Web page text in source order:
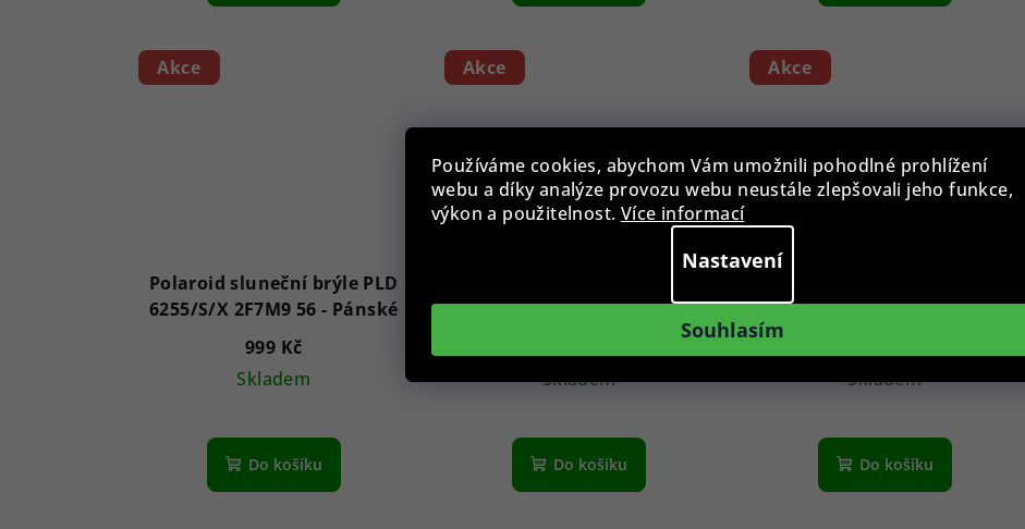
Používáme cookies, abychom Vám umožnili pohodlné prohlížení
webu a díky analýze provozu webu neustále zlepšovali jeho funkce,
výkon a použitelnost. Více informací
Nastavení
Souhlasím
Akce
Polaroid sluneční brýle PLD
6255/S/X 2F7M9 56 - Pánské
999 Kč
Skladem
Do košíku
Akce
6253/S/X 807M9 52 - Dámské
Skladem
Do košíku
Akce
6251/S/X QFUWJ 51 - Dámské
Skladem
Do košíku